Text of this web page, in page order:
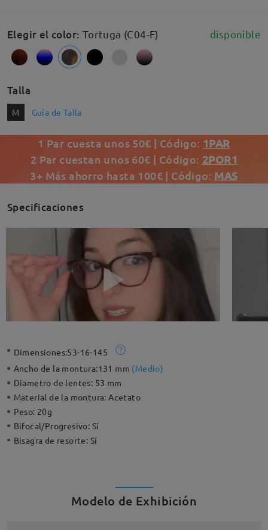
Elegir el color: Tortuga (C04-F) disponible
Talla
M Guía de Talla
1 Par cuesta unos 50€ | Código: 1PAR
2 Par cuestan unos 60€ | Código: 2POR1
3+ Más ahorro hasta 100€ | Código: MAS
Specificaciones
Dimensiones:53-16-145
Ancho de la montura:131 mm (Medio)
Diametro de lentes: 53 mm
Material de la montura:Acetato
Peso: 20g
Bifocal/Progresivo: Sí
Bisagra de resorte: Sí
Modelo de Exhibición